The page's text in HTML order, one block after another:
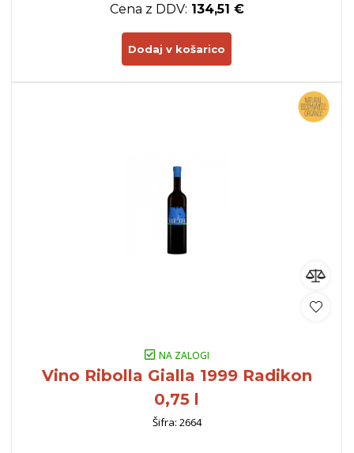
Cena z DDV: 134,51 €
Dodaj v košarico
NA ZALOGI
Vino Ribolla Gialla 1999 Radikon
0,75 l
Šifra: 2664